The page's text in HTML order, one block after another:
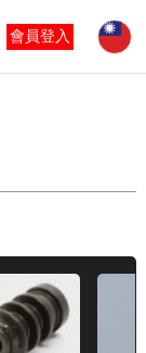
會員登入